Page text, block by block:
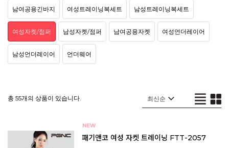
남여공용긴바지 여성트레이닝복세트 남성트레이닝복세트
여성자켓/점퍼 남성자켓/점퍼 남여공용자켓 여성언더레이어
남성언더레이어 언더웨어
총 55개의 상품이 있습니다.
패기앤코 여성 자켓 트레이닝 FTT-2057